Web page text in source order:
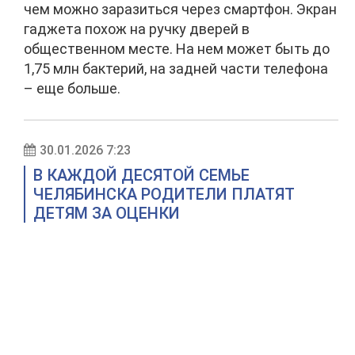
чем можно заразиться через смартфон. Экран
гаджета похож на ручку дверей в
общественном месте. На нем может быть до
1,75 млн бактерий, на задней части телефона
– еще больше.
30.01.2026 7:23
В КАЖДОЙ ДЕСЯТОЙ СЕМЬЕ
ЧЕЛЯБИНСКА РОДИТЕЛИ ПЛАТЯТ
ДЕТЯМ ЗА ОЦЕНКИ